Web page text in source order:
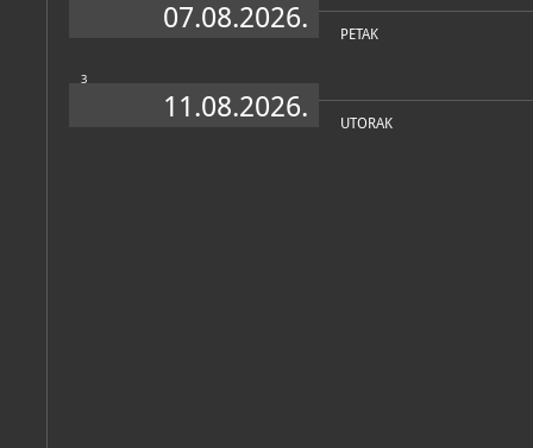
07.08.2026. PETAK
3
11.08.2026. UTORAK